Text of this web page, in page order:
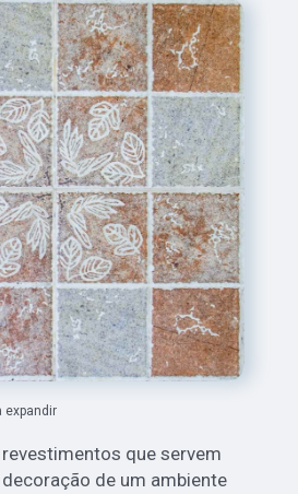
expandir
que servem
de um ambiente